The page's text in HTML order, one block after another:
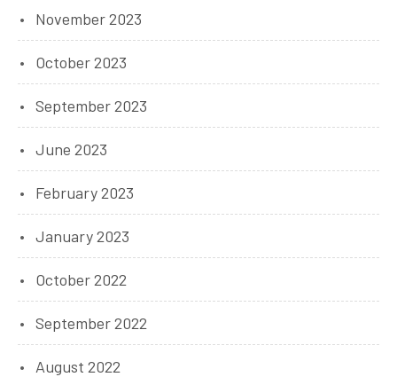
November 2023
October 2023
September 2023
June 2023
February 2023
January 2023
October 2022
September 2022
August 2022